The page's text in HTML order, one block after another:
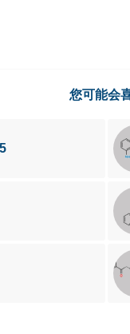
您可能会